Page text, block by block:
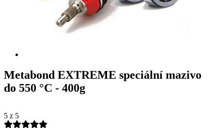
Metabond EXTREME speciální mazivo
do 550 °C - 400g
5 z 5